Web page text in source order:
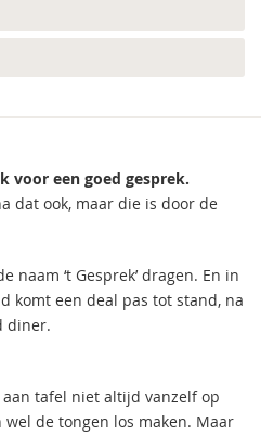
voor een goed gesprek.
dat ook, maar die is door de
naam ‘t Gesprek’ dragen. En in
komt een deal pas tot stand, na
diner.
tafel niet altijd vanzelf op
wel de tongen los maken. Maar